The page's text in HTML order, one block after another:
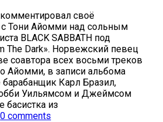
своё
с Тони Айомми над сольным
BLACK SABBATH под
The Dark». Норвежский певец
соавтора всех восьми треков
Айомми, в записи альбома
барабанщик Карл Бразил,
Уильямсом и Джеймсом
басистка из
0 comments